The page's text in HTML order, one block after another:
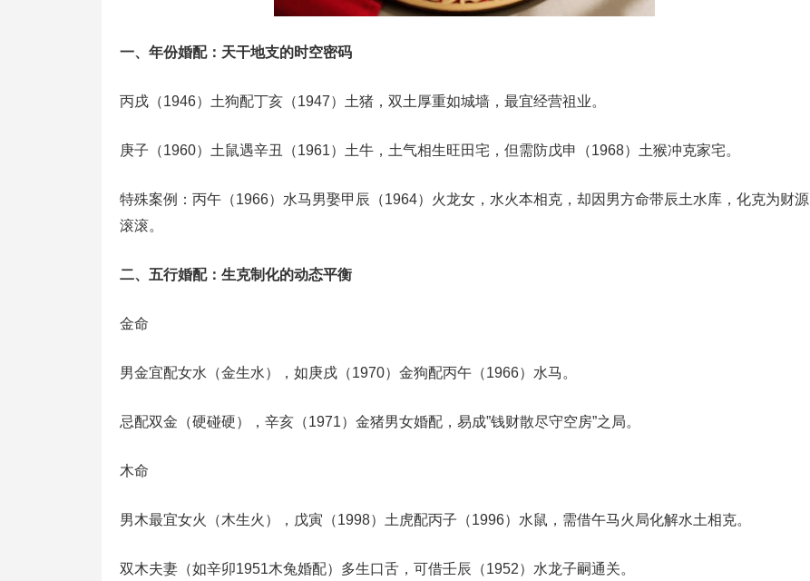
一、‌年份婚配‌：天干地支的时空密码
‌丙戌（1946）土狗‌配‌丁亥（1947）土猪‌，双土厚重如城墙，最宜经营祖业‌。
‌庚子（1960）土鼠‌遇‌辛丑（1961）土牛‌，土气相生旺田宅，但需防‌戊申（1968）土猴‌冲克家宅‌。
特殊案例：‌丙午（1966）水马‌男娶‌甲辰（1964）火龙‌女，水火本相克，却因男方命带‌辰土水库‌‌，化克为财源
滚滚‌。
二、‌五行婚配‌：生克制化的动态平衡
‌金命‌
‌男金‌宜配‌女水‌（金生水），如‌庚戌（1970）金狗‌配‌丙午（1966）水马‌‌。
忌配‌双金‌（硬碰硬），‌辛亥（1971）金猪‌男女婚配，易成”钱财散尽守空房”之局‌。
‌木命‌
‌男木‌最宜‌女火‌（木生火），‌戊寅（1998）土虎‌配‌丙子（1996）水鼠‌，需借‌午马火局‌化解水土相克‌。
‌双木夫妻‌（如‌辛卯1951木兔‌婚配）多生口舌，可借‌壬辰（1952）水龙‌子嗣通关‌。